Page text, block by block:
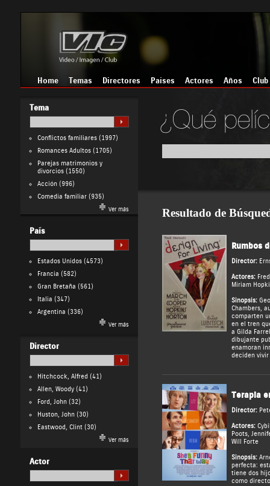
Home Temas Directores Países Actores Años Club
Tema
Conflictos familiares(1997)
Romances Adultos(1705)
Parejas matrimonios y
divorcios(1550)
Acción(996)
Comedia familiar(935)
Ver más
País
Estados Unidos(4573)
Francia (582)
Gran Bretaña (561)
Italia (347)
Argentina (336)
Ver más
Director
Hitchcock, Alfred (41)
Allen, Woody(41)
Ford, John(32)
Huston, John(30)
Eastwood, Clint(30)
Ver más
Actor
Resultado de
Rumbos
Director:
Actores:
Miriam
Sinopsis:
Chambers,
comparten
en el tren
a Gilda
dibujante
enamoran
deciden
Terapia
Director:
Actores:
Poots,
Will Forte
Sinopsis:
perfecta:
tiene dos
como